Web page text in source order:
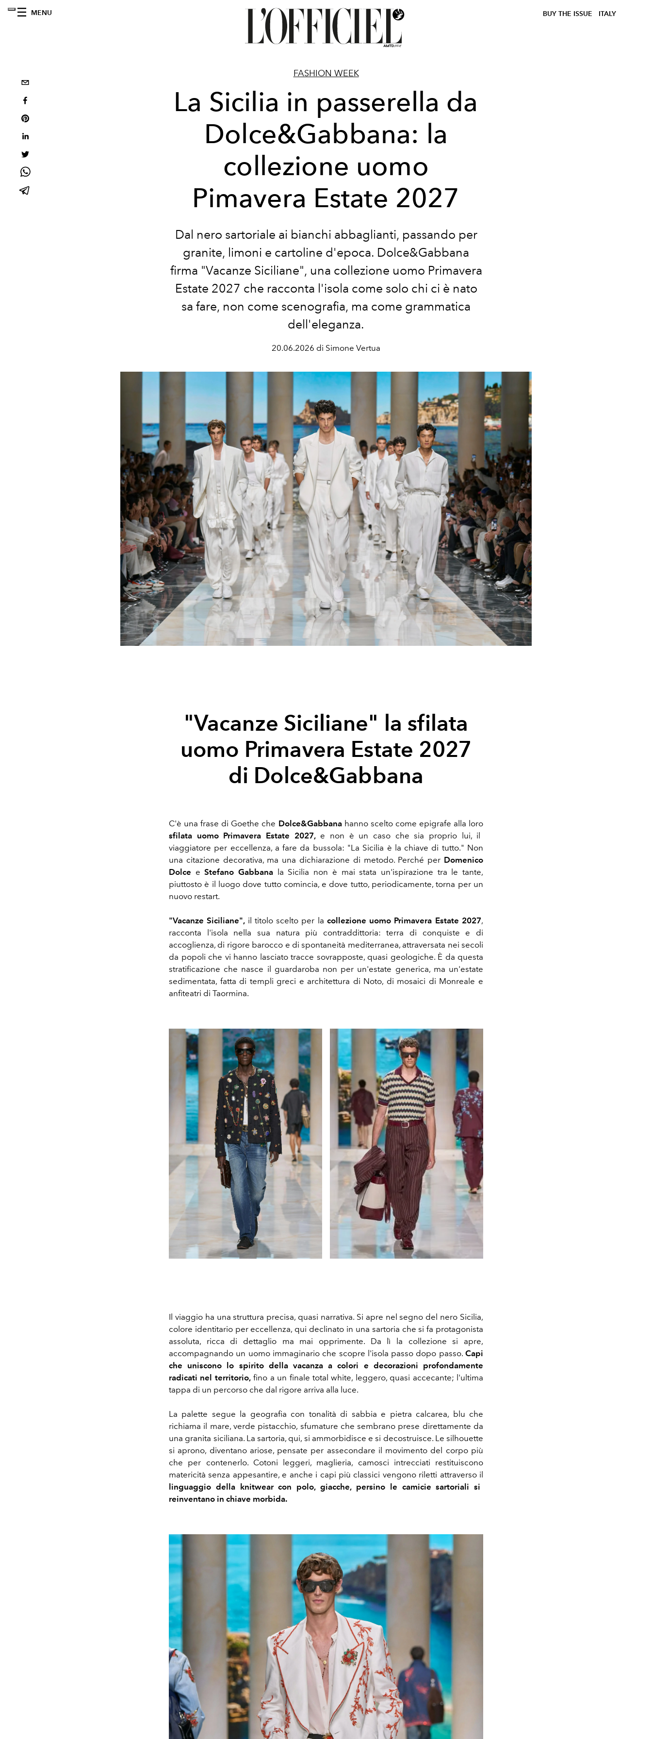
MENU BUY THE ISSUE ITALY
FASHION WEEK
La Sicilia in passerella da
Dolce&Gabbana: la
collezione uomo
Pimavera Estate 2027
Dal nero sartoriale ai bianchi abbaglianti, passando per
granite, limoni e cartoline d'epoca. Dolce&Gabbana
firma "Vacanze Siciliane", una collezione uomo Primavera
Estate 2027 che racconta l'isola come solo chi ci è nato
sa fare, non come scenografia, ma come grammatica
dell'eleganza.
20.06.2026 di Simone Vertua
"Vacanze Siciliane" la sfilata
uomo Primavera Estate 2027
di Dolce&Gabbana
C'è una frase di Goethe che Dolce&Gabbana hanno scelto come epigrafe alla loro
sfilata uomo Primavera Estate 2027,e non è un caso che sia proprio lui, il
viaggiatore per eccellenza, a fare da bussola: "La Sicilia è la chiave di tutto." Non
una citazione decorativa, ma una dichiarazione di metodo. Perché per Domenico
Dolce e Stefano Gabbana la Sicilia non è mai stata un'ispirazione tra le tante,
piuttosto è il luogo dove tutto comincia, e dove tutto, periodicamente, torna per un
nuovo restart.
"Vacanze Siciliane", il titolo scelto per la collezione uomo Primavera Estate 2027,
racconta l'isola nella sua natura più contraddittoria: terra di conquiste e di
accoglienza, di rigore barocco e di spontaneità mediterranea, attraversata nei secoli
da popoli che vi hanno lasciato tracce sovrapposte, quasi geologiche. È da questa
stratificazione che nasce il guardaroba non per un'estate generica, ma un'estate
sedimentata, fatta di templi greci e architettura di Noto, di mosaici di Monreale e
anfiteatri di Taormina.
Il viaggio ha una struttura precisa, quasi narrativa. Si apre nel segno del nero Sicilia,
colore identitario per eccellenza, qui declinato in una sartoria che si fa protagonista
assoluta, ricca di dettaglio ma mai opprimente. Da lì la collezione si apre,
accompagnando un uomo immaginario che scopre l'isola passo dopo passo. Capi
che uniscono lo spirito della vacanza a colori e decorazioni profondamente
radicati nel territorio,fino a un finale total white, leggero, quasi accecante; l'ultima
tappa di un percorso che dal rigore arriva alla luce.
La palette segue la geografia con tonalità di sabbia e pietra calcarea, blu che
richiama il mare, verde pistacchio, sfumature che sembrano prese direttamente da
una granita siciliana. La sartoria, qui, si ammorbidisce e si decostruisce. Le silhouette
si aprono, diventano ariose, pensate per assecondare il movimento del corpo più
che per contenerlo. Cotoni leggeri, maglieria, camosci intrecciati restituiscono
matericità senza appesantire, e anche i capi più classici vengono riletti attraverso il
linguaggio della knitwear con polo, giacche, persino le camicie sartoriali si
reinventano in chiave morbida.